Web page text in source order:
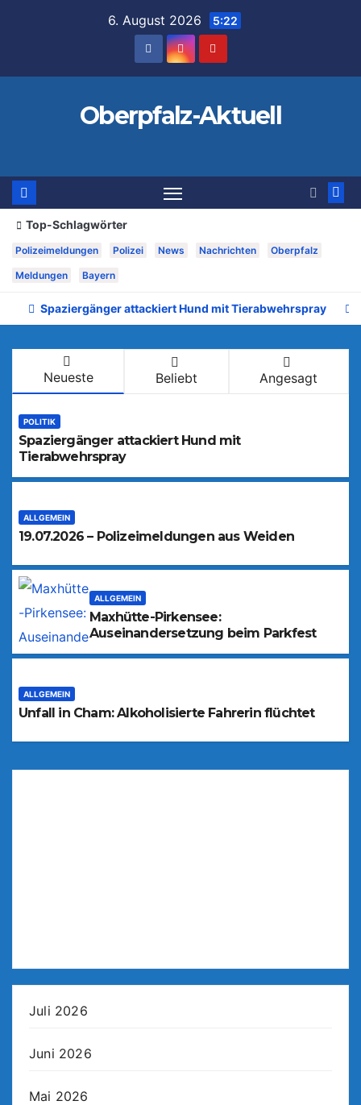
6. August 2026 5:22
Oberpfalz-Aktuell
Top-Schlagwörter
Polizeimeldungen Polizei News Nachrichten Oberpfalz
Meldungen Bayern
Spaziergänger attackiert Hund mit Tierabwehrspray
Neueste Beliebt Angesagt
POLITIK
Spaziergänger attackiert Hund mit
Tierabwehrspray
ALLGEMEIN
19.07.2026 – Polizeimeldungen aus Weiden
ALLGEMEIN
Maxhütte-Pirkensee:
Auseinandersetzung beim Parkfest
ALLGEMEIN
Unfall in Cham: Alkoholisierte Fahrerin flüchtet
Juli 2026
Juni 2026
Mai 2026